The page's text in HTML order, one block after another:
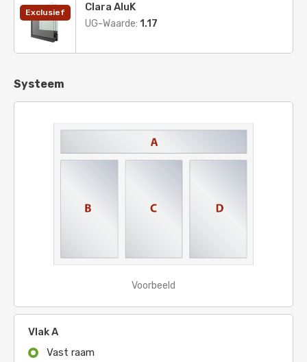
Exclusief Clara AluK
UG-Waarde: 1.17
Systeem
Voorbeeld
Vlak A
Vast raam